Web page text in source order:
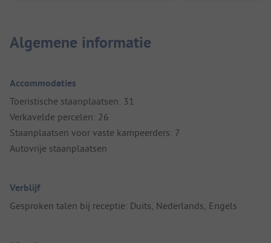
Algemene informatie
Accommodaties
Toeristische staanplaatsen: 31
Verkavelde percelen: 26
Staanplaatsen voor vaste kampeerders: 7
Autovrije staanplaatsen
Verblijf
Gesproken talen bij receptie: Duits, Nederlands, Engels